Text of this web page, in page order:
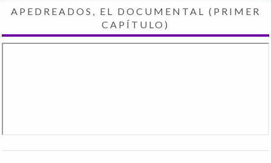
APEDREADOS, EL DOCUMENTAL (PRIMER
CAPÍTULO)